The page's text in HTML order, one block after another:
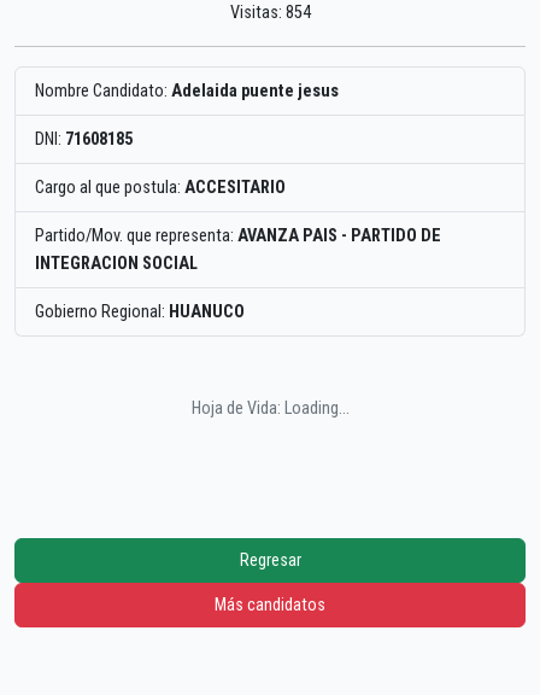
Visitas: 854
Nombre Candidato: Adelaida puente jesus
DNI: 71608185
Cargo al que postula: ACCESITARIO
Partido/Mov. que representa: AVANZA PAIS - PARTIDO DE
INTEGRACION SOCIAL
Gobierno Regional: HUANUCO
Hoja de Vida: Loading...
Regresar
Más candidatos